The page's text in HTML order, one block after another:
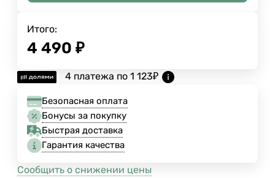
Итого:
4 490 ₽
4 платежа по 1 123₽
Безопасная оплата
Бонусы за покупку
Быстрая доставка
Гарантия качества
Сообщить о снижении цены